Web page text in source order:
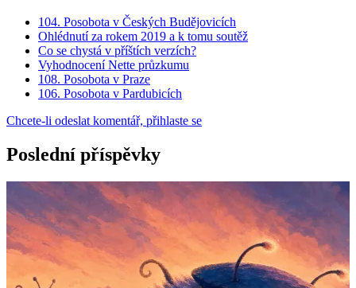
104. Posobota v Českých Budějovicích
Ohlédnutí za rokem 2019 a k tomu soutěž
Co se chystá v příštích verzích?
Vyhodnocení Nette průzkumu
108. Posobota v Praze
106. Posobota v Pardubicích
Chcete-li odeslat komentář, přihlaste se
Poslední příspěvky